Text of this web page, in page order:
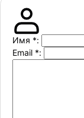
Имя *:
Email *: